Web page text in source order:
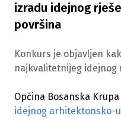
izradu idejnog
površina
Konkurs je objavljen
najkvalitetnijeg idejnog
Općina Bosanska
idejnog arhitektonsko-